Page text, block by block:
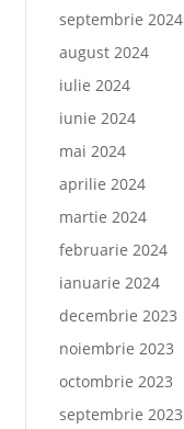
septembrie 2024
august 2024
iulie 2024
iunie 2024
mai 2024
aprilie 2024
martie 2024
februarie 2024
ianuarie 2024
decembrie 2023
noiembrie 2023
octombrie 2023
septembrie 2023